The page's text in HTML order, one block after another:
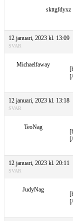
skttgfdyxz
12 januari, 2023 kl. 13:09
SVAR
Michaelfaway
12 januari, 2023 kl. 13:18
SVAR
TeoNag
12 januari, 2023 kl. 20:11
SVAR
JudyNag